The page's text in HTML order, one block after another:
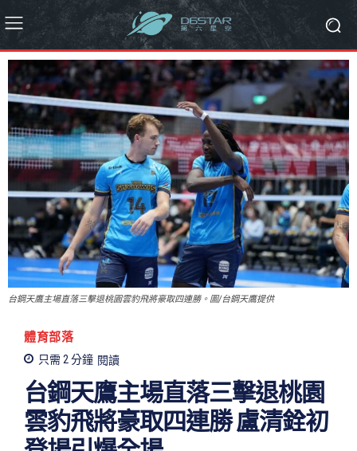
台鋼天鷹主場直落三擊退桃園雲豹飛將豪取四連勝。圖/台鋼天鷹提供
體育部落
只需 2分鐘 閱讀
台鋼天鷹主場直落三擊退桃園
雲豹飛將豪取四連勝 盧清銓初